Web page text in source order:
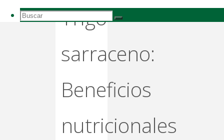
Buscar
Buscar:
Buscar
Trigo
sarraceno:
Beneficios
nutricionales